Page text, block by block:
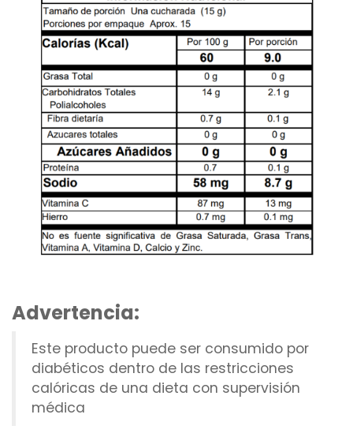
Advertencia:
Este producto puede ser consumido por
diabéticos dentro de las restricciones
calóricas de una dieta con supervisión
médica